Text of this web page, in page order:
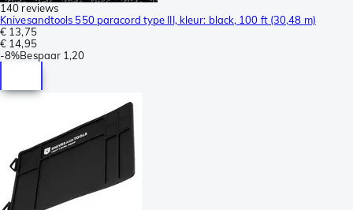
140 reviews
Knivesandtools 550 paracord type III, kleur: black, 100 ft (30,48 m)
€ 13,75
€ 14,95
-8%Bespaar 1,20